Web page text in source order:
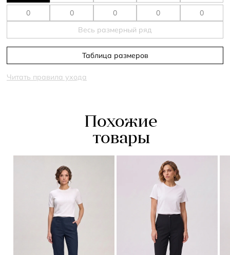
Весь размерный ряд
Таблица размеров
Читать правила ухода
Похожие
товары